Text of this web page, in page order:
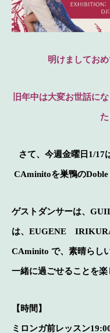
明けましてお
旧年中は大変お世話に
さて、今週金曜日1/17
CAminitoを巣鴨のDoble
ゲストダンサーは、
は、EUGENE
CAminito で、素晴らし
一緒に過ごせることを
【時間】
ミロンガ前レッスン